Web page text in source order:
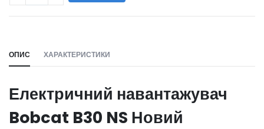
ОПИС ХАРАКТЕРИСТИКИ
Електричний навантажувач
Bobcat B30 NS Новий